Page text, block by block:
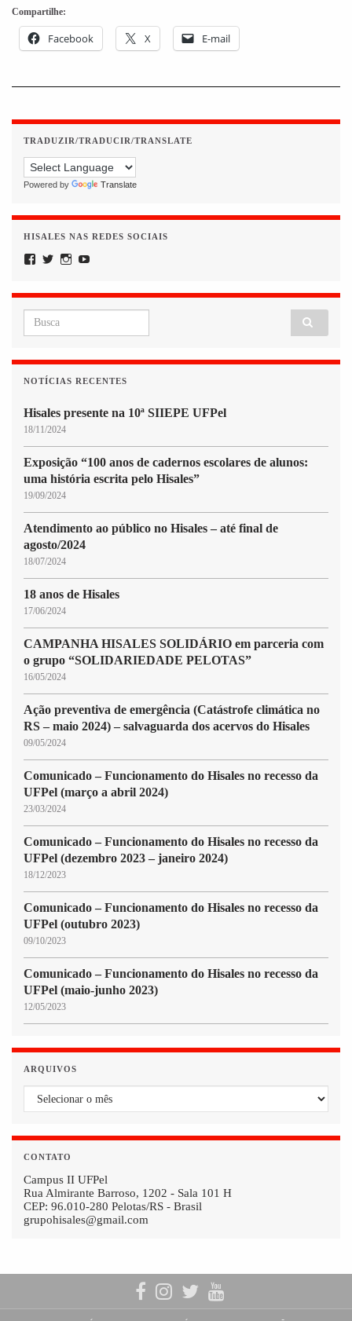
Compartilhe:
Facebook X E-mail
TRADUZIR/TRADUCIR/TRANSLATE
Powered by Translate
HISALES NAS REDES SOCIAIS
Facebook
TwitterInstagram
Search for:
NOTÍCIAS RECENTES
Hisales presente na 10ª SIIEPE UFPel
18/11/2024
Exposição “100 anos de cadernos escolares de alunos:
uma história escrita pelo Hisales”
19/09/2024
Atendimento ao público no Hisales – até final de
agosto/2024
18/07/2024
18 anos de Hisales
17/06/2024
CAMPANHA HISALES SOLIDÁRIO em parceria com
o grupo “SOLIDARIEDADE PELOTAS”
16/05/2024
Ação preventiva de emergência (Catástrofe climática no
RS – maio 2024) – salvaguarda dos acervos do Hisales
09/05/2024
Comunicado – Funcionamento do Hisales no recesso da
UFPel (março a abril 2024)
23/03/2024
Comunicado – Funcionamento do Hisales no recesso da
UFPel (dezembro 2023 – janeiro 2024)
18/12/2023
Comunicado – Funcionamento do Hisales no recesso da
UFPel (outubro 2023)
09/10/2023
Comunicado – Funcionamento do Hisales no recesso da
UFPel (maio-junho 2023)
12/05/2023
ARQUIVOS
CONTATO
Campus II UFPel
Rua Almirante Barroso, 1202 - Sala 101 H
CEP: 96.010-280 Pelotas/RS - Brasil
grupohisales@gmail.com